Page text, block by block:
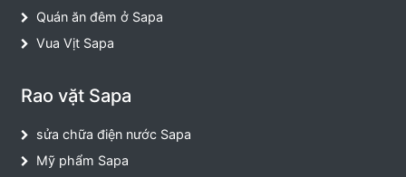
Quán ăn đêm ở Sapa
Vua Vịt Sapa
Rao vặt Sapa
sửa chữa điện nước Sapa
Mỹ phẩm Sapa